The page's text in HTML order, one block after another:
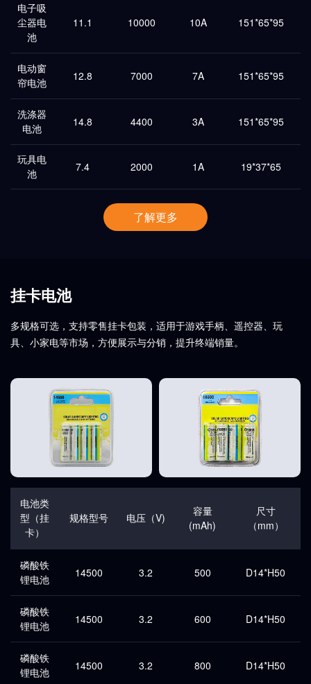
电子吸
尘器电
池
11.1 10000 10A 151*65*95
电动窗
帘电池
12.8 7000 7A 151*65*95
洗涤器
电池
14.8 4400 3A 151*65*95
玩具电
池
7.4 2000 1A 19*37*65
了解更多
挂卡电池
多规格可选，支持零售挂卡包装，适用于游戏手柄、遥控器、玩
具、小家电等市场，方便展示与分销，提升终端销量。
电池类
型（挂
卡）
规格型号 电压（V)
容量
(mAh)
尺寸
（mm）
磷酸铁
锂电池
14500 3.2 500 D14*H50
磷酸铁
锂电池
14500 3.2 600 D14*H50
磷酸铁
锂电池
14500 3.2 800 D14*H50